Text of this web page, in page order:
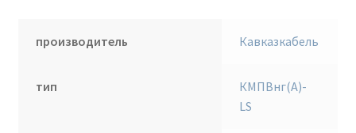
производитель Кавказкабель
тип
КМПВнг(А)-
LS